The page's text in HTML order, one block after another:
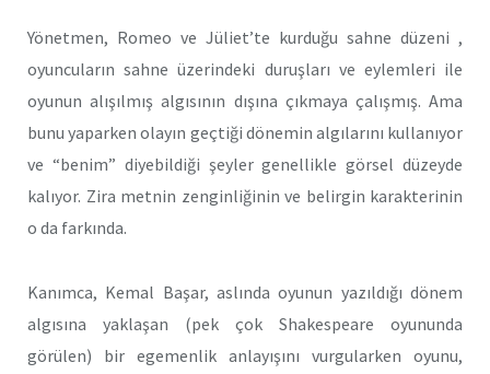
Yönetmen, Romeo ve Jüliet’te kurduğu sahne düzeni ,
oyuncuların sahne üzerindeki duruşları ve eylemleri ile
oyunun alışılmış algısının dışına çıkmaya çalışmış. Ama
bunu yaparken olayın geçtiği dönemin algılarını kullanıyor
ve “benim” diyebildiği şeyler genellikle görsel düzeyde
kalıyor. Zira metnin zenginliğinin ve belirgin karakterinin
o da farkında.
Kanımca, Kemal Başar, aslında oyunun yazıldığı dönem
algısına yaklaşan (pek çok Shakespeare oyununda
görülen) bir egemenlik anlayışını vurgularken oyunu,